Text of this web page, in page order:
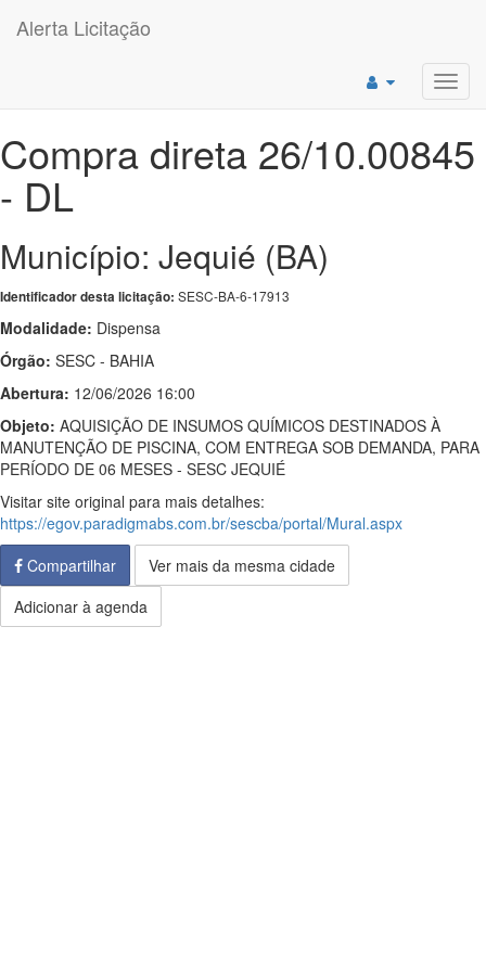
Alerta Licitação
Compra direta 26/10.00845
- DL
Município: Jequié (BA)
Identificador desta licitação: SESC-BA-6-17913
Modalidade: Dispensa
Órgão: SESC - BAHIA
Abertura: 12/06/2026 16:00
Objeto: AQUISIÇÃO DE INSUMOS QUÍMICOS DESTINADOS À
MANUTENÇÃO DE PISCINA, COM ENTREGA SOB DEMANDA, PARA
PERÍODO DE 06 MESES - SESC JEQUIÉ
Visitar site original para mais detalhes:
https://egov.paradigmabs.com.br/sescba/portal/Mural.aspx
Compartilhar
Ver mais da mesma cidade
Adicionar à agenda